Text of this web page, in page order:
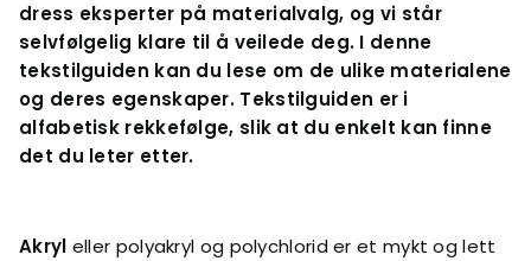
dress eksperter på materialvalg, og vi står
selvfølgelig klare til å veilede deg. I denne
tekstilguiden kan du lese om de ulike materialene
og deres egenskaper. Tekstilguiden er i
alfabetisk rekkefølge, slik at du enkelt kan finne
det du leter etter.
Akryl eller polyakryl og polychlorid er et mykt og lett